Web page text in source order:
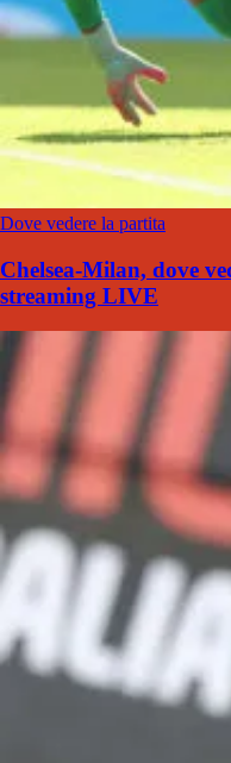
Dove vedere la partita
Chelsea-Milan, dove
streaming LIVE